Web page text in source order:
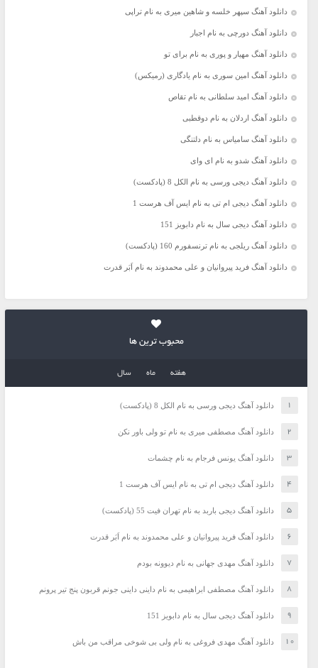
دانلود آهنگ سپهر خلسه و شاهین میری به نام تراپی
دانلود آهنگ دورچی به نام اجبار
دانلود آهنگ مهیار و پوری به نام برای تو
دانلود آهنگ امین سوری به نام یادگاری (رمیکس)
دانلود آهنگ امید سلطانی به نام تقاص
دانلود آهنگ اردلان به نام دوقطبی
دانلود آهنگ سامیاس به نام دلتنگی
دانلود آهنگ شدو به نام ای وای
دانلود آهنگ دیجی ورسی به نام الکل 8 (پادکست)
دانلود آهنگ دیجی ام تی به نام ایس آف هرست 1
دانلود آهنگ دیجی سال به نام دابویز 151
دانلود آهنگ ریلجی به نام ترنسفورم 160 (پادکست)
دانلود آهنگ فرید پیروانیان و علی محمدوند به نام اَبَر قدرت
محبوب ترین ها
هفته ماه سال
دانلود آهنگ دیجی ورسی به نام الکل 8 (پادکست)
دانلود آهنگ مصطفی میری به نام تو ولی باور نکن
دانلود آهنگ یونس فرجام به نام چشمات
دانلود آهنگ دیجی ام تی به نام ایس آف هرست 1
دانلود آهنگ دیجی باربد به نام تهران فیت 55 (پادکست)
دانلود آهنگ فرید پیروانیان و علی محمدوند به نام اَبَر قدرت
دانلود آهنگ مهدی جهانی به نام دیوونه بودم
دانلود آهنگ مصطفی ابراهیمی به نام داینی داینی جونم قربون پنج تیر پرونم
دانلود آهنگ دیجی سال به نام دابویز 151
دانلود آهنگ مهدی فروغی به نام ولی بی شوخی مراقب من باش